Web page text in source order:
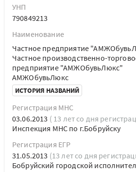
УНП
790849213
Наименование
Частное предприятие
Частное производственно-
предприятие "АМЖОбувьЛюкс"
АМЖОбувьЛюкс
ИСТОРИЯ НАЗВАНИЙ
Регистрация МНС
03.06.2013 ( 13 лет со дня
Инспекция МНС по г.Бобруйску
Регистрация ЕГР
31.05.2013 (13 лет со дня
Бобруйский городской